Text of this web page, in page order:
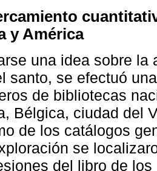
y América
una idea sobre
santo, se efectuó
de bibliotecas
Bélgica, ciudad del
de los catálogos
se
del libro de